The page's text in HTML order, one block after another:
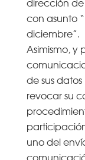
con asunto
diciembre”.
Asimismo,
de sus
revocar su
uno del